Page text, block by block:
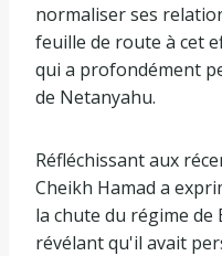
normaliser ses
feuille de route à cet
qui a profondément
de Netanyahu.
Réfléchissant aux
Cheikh Hamad a
la chute du régime de
révélant qu'il avait